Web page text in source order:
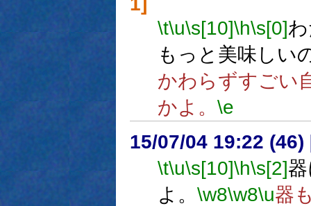
\t\u\s[10]\h\s[0]
もっと美味しい
かわらずすごい
かよ。 \e
15/07/04 19:22 (46)
\t\u\s[10]\h\s[2]
よ。 \w8\w8\u器